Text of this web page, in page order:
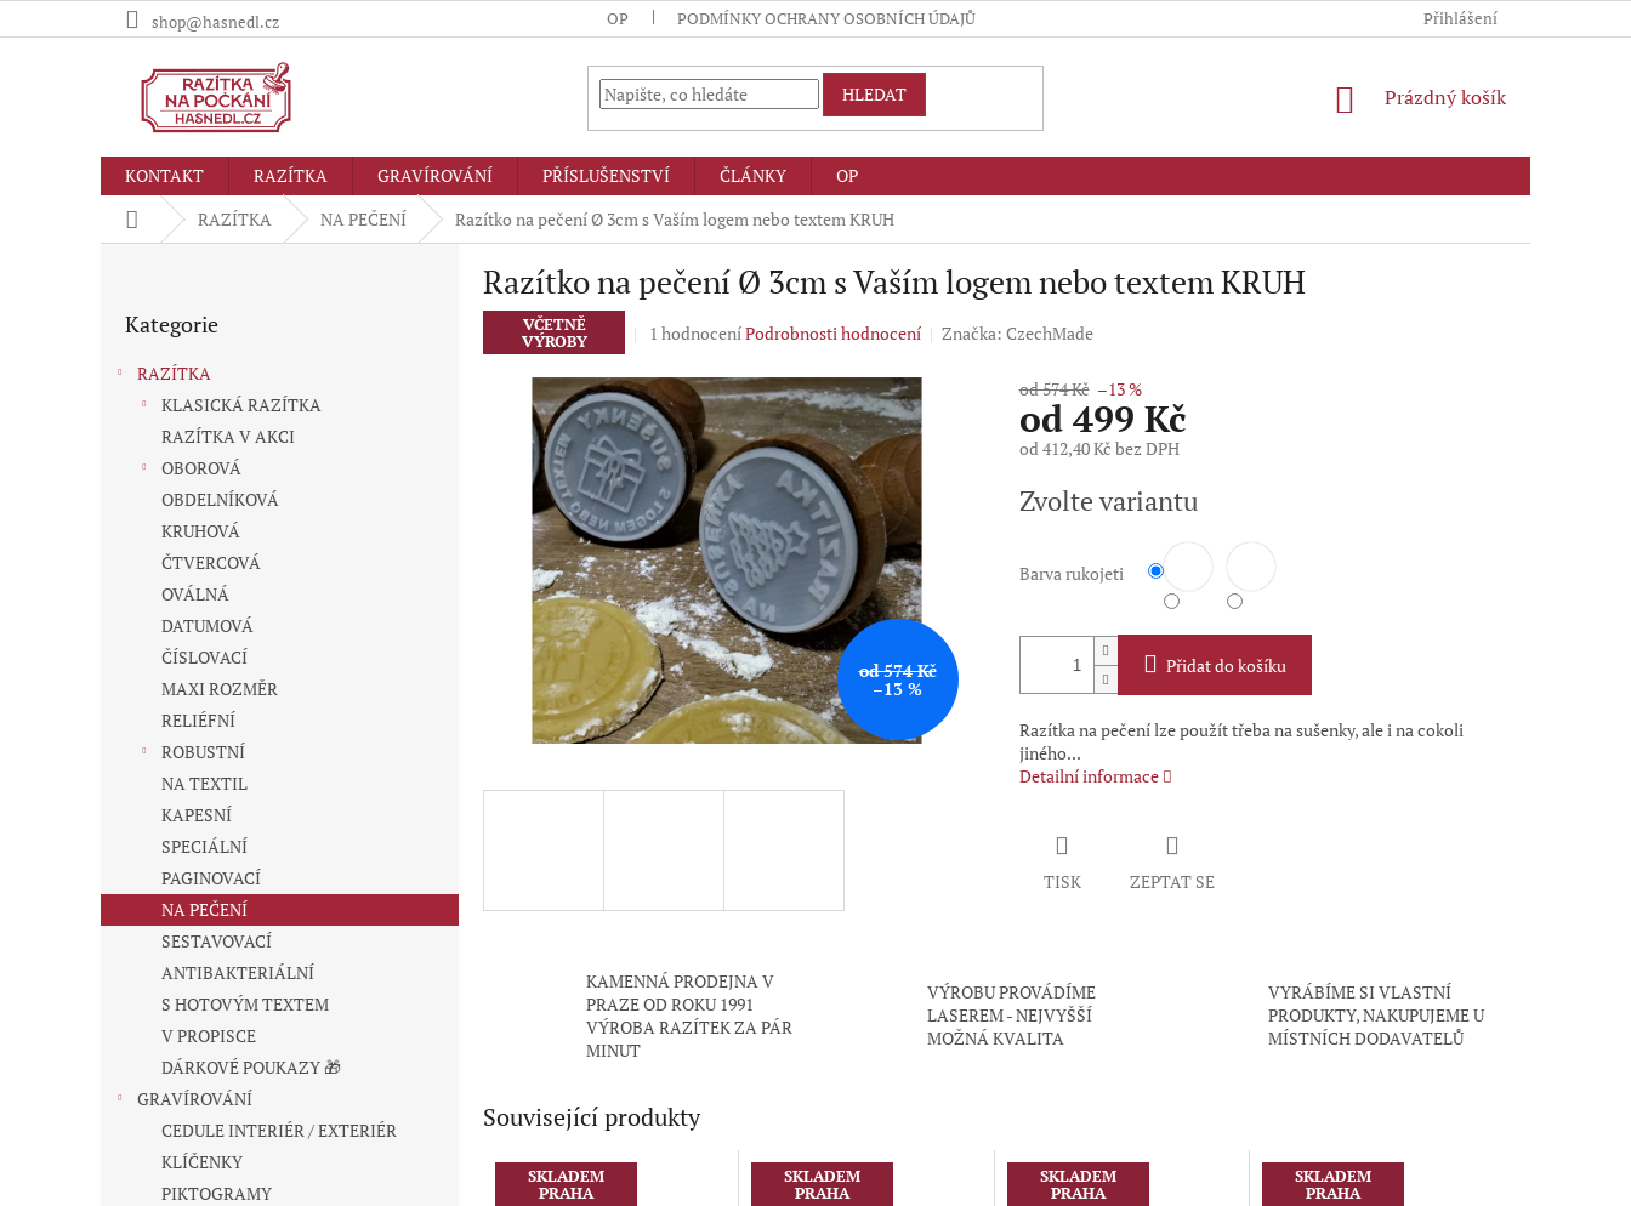
na
shop@hasnedl.cz OP PODMÍNKY OCHRANY OSOBNÍCH ÚDAJŮ Přihlášení
HLEDAT
NÁKUPNÍ
Prázdný košík
KONTAKT RAZÍTKA GRAVÍROVÁNÍ PŘÍSLUŠENSTVÍ ČLÁNKY
OP
Domů RAZÍTKA NA PEČENÍ Razítko na pečení Ø 3cm s Vaším logem nebo textem KRUH
kategorie
Kategorie
RAZÍTKA
KLASICKÁ RAZÍTKA
RAZÍTKA V AKCI
OBOROVÁ
OBDELNÍKOVÁ
KRUHOVÁ
ČTVERCOVÁ
OVÁLNÁ
DATUMOVÁ
ČÍSLOVACÍ
MAXI ROZMĚR
RELIÉFNÍ
ROBUSTNÍ
NA TEXTIL
KAPESNÍ
SPECIÁLNÍ
PAGINOVACÍ
NA PEČENÍ
SESTAVOVACÍ
ANTIBAKTERIÁLNÍ
S HOTOVÝM TEXTEM
V PROPISCE
DÁRKOVÉ POUKAZY 🎁
GRAVÍROVÁNÍ
CEDULE INTERIÉR / EXTERIÉR
KLÍČENKY
PIKTOGRAMY
Razítko na pečení Ø 3cm s Vaším logem nebo textem KRUH
VČETNĚ
VÝROBY
Průměrné
produktu
je
5,0
z
hvězdiček.
1 hodnoceníPodrobnosti hodnocení Značka: CzechMade
od 574 Kč
–13 %
od 574 Kč –13 %
od 499 Kč
od412,40 Kč bez DPH
cena:
Zvolte variantu
Barva rukojeti
Přidat do košíku
Razítka na pečení lze použít třeba na sušenky, ale i na cokoli
jiného...
Detailní informace
TISK ZEPTAT SE
KAMENNÁ PRODEJNA V
PRAZE OD ROKU 1991
VÝROBA RAZÍTEK ZA PÁR
MINUT
VÝROBU PROVÁDÍME
LASEREM - NEJVYŠŠÍ
MOŽNÁ KVALITA
VYRÁBÍME SI VLASTNÍ
PRODUKTY, NAKUPUJEME U
MÍSTNÍCH DODAVATELŮ
Související produkty
SKLADEM
PRAHA
SKLADEM
PRAHA
SKLADEM
PRAHA
SKLADEM
PRAHA